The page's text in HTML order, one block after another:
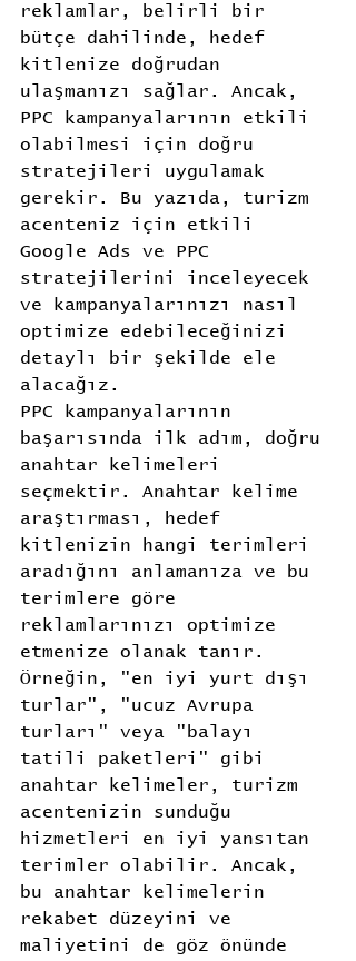
reklamlar, belirli bir
bütçe dahilinde, hedef
kitlenize doğrudan
ulaşmanızı sağlar. Ancak,
PPC kampanyalarının etkili
olabilmesi için doğru
stratejileri uygulamak
gerekir. Bu yazıda, turizm
acenteniz için etkili
Google Ads ve PPC
stratejilerini inceleyecek
ve kampanyalarınızı nasıl
optimize edebileceğinizi
detaylı bir şekilde ele
alacağız.
PPC kampanyalarının
başarısında ilk adım, doğru
anahtar kelimeleri
seçmektir. Anahtar kelime
araştırması, hedef
kitlenizin hangi terimleri
aradığını anlamanıza ve bu
terimlere göre
reklamlarınızı optimize
etmenize olanak tanır.
Örneğin, "en iyi yurt dışı
turlar", "ucuz Avrupa
turları" veya "balayı
tatili paketleri" gibi
anahtar kelimeler, turizm
acentenizin sunduğu
hizmetleri en iyi yansıtan
terimler olabilir. Ancak,
bu anahtar kelimelerin
rekabet düzeyini ve
maliyetini de göz önünde